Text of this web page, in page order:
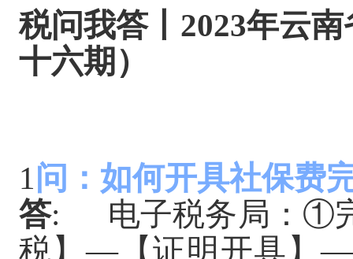
税问我答丨 2023年云
十六期）
1问：如何开具社保费
答: 电子税务局：①完
税】—【证明开具】—